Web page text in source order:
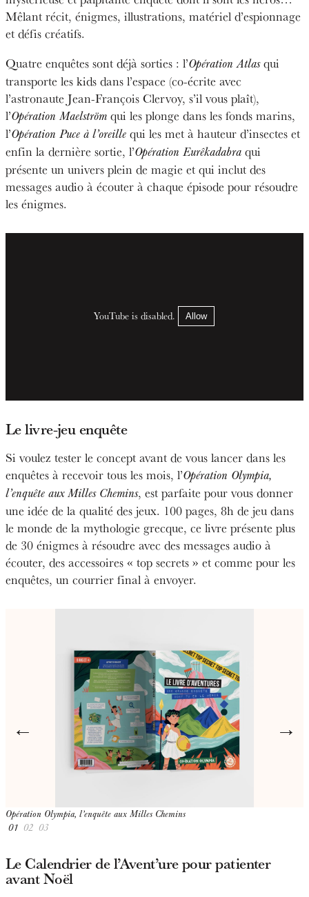
Mêlant récit, énigmes, illustrations, matériel d’espionnage
et défis créatifs.
Quatre enquêtes sont déjà sorties : l’Opération Atlasqui
transporte les kids dans l’espace (co-écrite avec
l’astronaute Jean-François Clervoy, s’il vous plaît),
l’Opération Maelström qui les plonge dans les fonds marins,
l’Opération Puce à l’oreille qui les met à hauteur d’insectes et
enfin la dernière sortie, l’Opération Eurêkadabra qui
présente un univers plein de magie et qui inclut des
messages audio à écouter à chaque épisode pour résoudre
les énigmes.
YouTube is disabled. Allow
Le livre-jeu enquête
Si voulez tester le concept avant de vous lancer dans les
enquêtes à recevoir tous les mois, l’Opération Olympia,
l’enquête aux Milles Chemins, est parfaite pour vous donner
une idée de la qualité des jeux. 100 pages, 8h de jeu dans
le monde de la mythologie grecque, ce livre présente plus
de 30 énigmes à résoudre avec des messages audio à
écouter, des accessoires « top secrets » et comme pour les
enquêtes, un courrier final à envoyer.
Opération Olympia, l’enquête aux Milles Chemins
← →
01 02 03
Le Calendrier de l’Avent’ure pour patienter
avant Noël